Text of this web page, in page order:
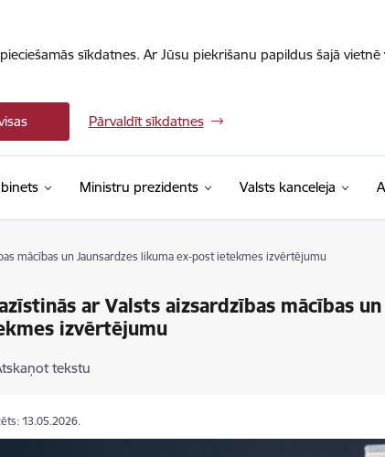
sīkdatnes. Ar Jūsu piekrišanu papildus šajā
Pārvaldīt sīkdatnes
Ministru prezidents Valsts kanceleja
mācības un Jaunsardzes likuma ex-post ietekmes izvērtējumu
ar Valsts aizsardzības mācības
izvērtējumu
tekstu
13.05.2026.